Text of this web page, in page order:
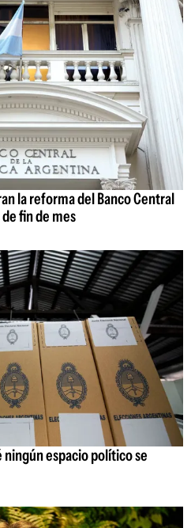
la reforma del Banco Central
fin de mes
espacio político se